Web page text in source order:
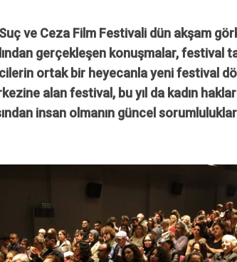
ve Ceza Film Festivali dün akşam
gerçekleşen konuşmalar, festival
ortak bir heyecanla yeni festival
alan festival, bu yıl da kadın
insan olmanın güncel